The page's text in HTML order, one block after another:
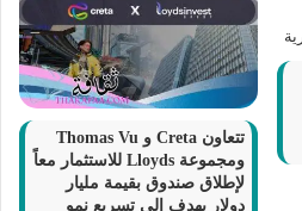
تتعاون Creta و Thomas Vu
ومجموعة Lloyds للاستثمار معاً
لإطلاق صندوق بقيمة مليار
دولار يهدف إلى تسريع نمو